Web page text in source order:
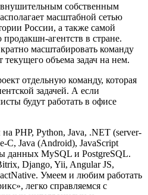
собственным
масштабной сетью
России, а также самой
агентств в стране.
масштабировать команду
текущего объема задач на нем.
отдельную команду, которая
задачей. А если
будут работать в офисе
PHP, Python, Java, .NET (server-
C, Java (Android), JavaScript
данных MySQL и PostgreSQL.
Django, Yii, Angular JS,
Умеем и любим работать
легко справляемся с